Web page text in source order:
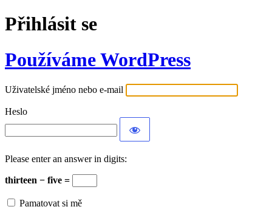
Přihlásit se
Používáme WordPress
Uživatelské jméno nebo e-mail
Heslo
Please enter an answer in digits:
thirteen − five =
Pamatovat si mě